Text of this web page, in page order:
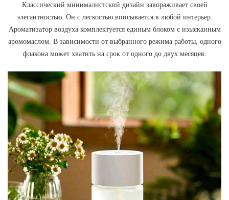
Классический минималистский дизайн завораживает своей
элегантностью. Он с легкостью вписывается в любой интерьер.
Ароматизатор воздуха комплектуется единым блоком с изысканным
аромомаслом. В зависимости от выбранного режима работы, одного
флакона может хватить на срок от одного до двух месяцев.